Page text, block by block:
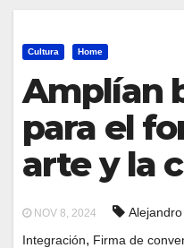
Cultura Home
Amplían
para el
arte y la
NOV 8, 2024
Integración, Firma de